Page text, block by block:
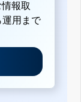
報取
運用まで